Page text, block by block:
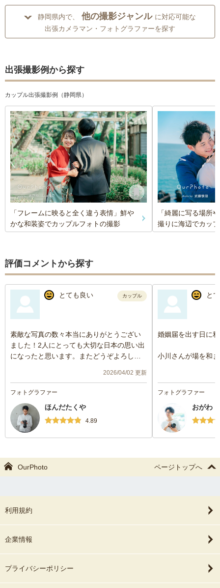
静岡県内で、 他の撮影ジャンル に対応可能な
出張カメラマン・フォトグラファーを探す
出張撮影例から探す
カップル出張撮影例（静岡県）
「フレームに映ると全く違う表情」鮮や
かな和装姿でカップルフォトの撮影
「綺麗に写る場所
撮りに海辺でカッ
評価コメントから探す
とても良い カップル
素敵な写真の数々本当にありがとうござい
ました！2人にとっても大切な日本の思い出
になったと思います。またどうぞよろしく
2026/04/02 更新
フォトグラファー
ほんだたくや
4.89
と
婚姻届を出す日に
小川さんが場を和
また子供が生まれ
フォトグラファー
おがわ
OurPhoto ページトップへ
利用規約
企業情報
プライバシーポリシー